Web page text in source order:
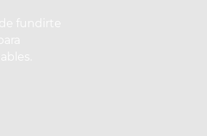
fundirte